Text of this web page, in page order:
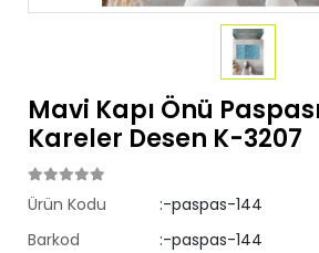
Mavi Kapı Önü
Kareler Desen K-3207
Ürün Kodu
:-paspas-144
Barkod
:-paspas-144